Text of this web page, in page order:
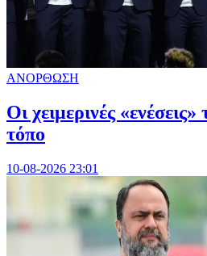
ΑΝΟΡΘΩΣΗ
Οι χειμερινές
τόπο
10-08-2026 23:01